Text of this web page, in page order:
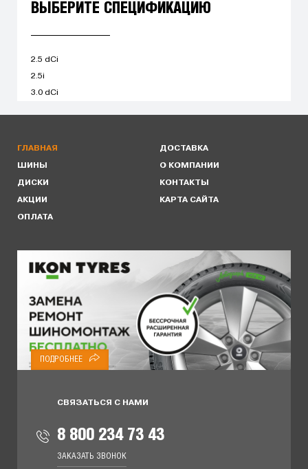
ВЫБЕРИТЕ СПЕЦИФИКАЦИЮ
2.5 dCi
2.5i
3.0 dCi
ГЛАВНАЯ
ШИНЫ
ДИСКИ
АКЦИИ
ОПЛАТА
ДОСТАВКА
О КОМПАНИИ
КОНТАКТЫ
КАРТА САЙТА
ПОДРОБНЕЕ
СВЯЗАТЬСЯ С НАМИ
8 800 234 73 43
ЗАКАЗАТЬ ЗВОНОК